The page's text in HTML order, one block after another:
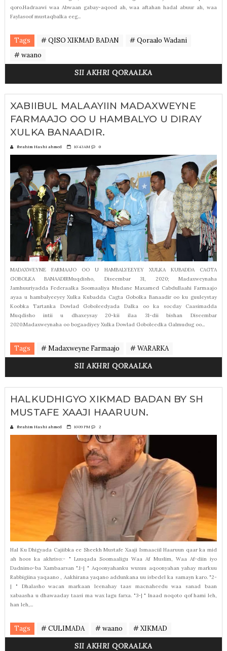
qoro.Hadraawi waa Abwaan gabay-aqood ah, waa aftahan hadal abuur ah, waa
Faylasoof mustaqbalka eeg...
Tags # QISO XIKMAD BADAN
# Qoraalo Wadani
# waano
SII AKHRI QORAALKA
XABIIBUL MALAAYIIN MADAXWEYNE
FARMAAJO OO U HAMBALYO U DIRAY
XULKA BANAADIR.
Ibrahim Hashi ahmed 10:43 AM 0
MADAXWEYNE FARMAAJO OO U HAMBALYEEYEY XULKA KUBADDA CAGTA
GOBOLKA BANAADIRMuqdisho, Diseembar 31, 2020; Madaxweynaha
Jamhuuriyadda Federaalka Soomaaliya Mudane Maxamed Cabdullaahi Farmaajo
ayaa u hambalyeeyey Xulka Kubadda Cagta Gobolka Banaadir oo ku guuleystay
Koobka Tartanka Dowlad Goboleedyada Dalka oo ka socday Caasimadda
Muqdisho intii u dhaxeysay 20-kii ilaa 31-dii bishan Diseembar
2020.Madaxweynaha oo bogaadiyey Xulka Dowlad Goboleedka Galmudug oo...
Tags # Madaxweyne Farmaajo # WARARKA
SII AKHRI QORAALKA
HALKUDHIGYO XIKMAD BADAN BY SH
MUSTAFE XAAJI HAARUUN.
Ibrahim Hashi ahmed 10:09 PM 2
Hal Ku Dhigyada Cajiibka ee Sheekh Mustafe Xaaji Ismaaciil Haaruun qaar ka mid
ah hoos ka akhriso:- " Luuqada Soomaaligu Waa Af Muslim, Waa Af-diin iyo
Dadnimo-ba Xambaarsan ".1-| " Aqoonyahanku wuxuu aqoonyahan yahay markuu
Rabbigiina yaqaano , Aakhirana yaqano addunkana uu isbedel ka samayn karo. "2-
| " Dhalasho wacan markaan leenahay taas macnaheedu waa sanad baan
xabaasha u dhawaaday taasi ma wax lagu farxa. "3-| " Inaad noqoto qof hami leh,
han leh,...
Tags # CULIMADA # waano # XIKMAD
SII AKHRI QORAALKA